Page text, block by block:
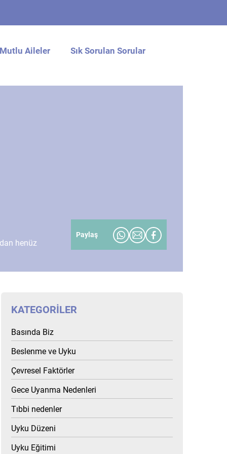
Aileler Sık Sorulan Sorular
henüz
Paylaş
KATEGORILER
Basında Biz
Beslenme ve Uyku
Çevresel Faktörler
Gece Uyanma Nedenleri
Tıbbi nedenler
Uyku Düzeni
Uyku Eğitimi